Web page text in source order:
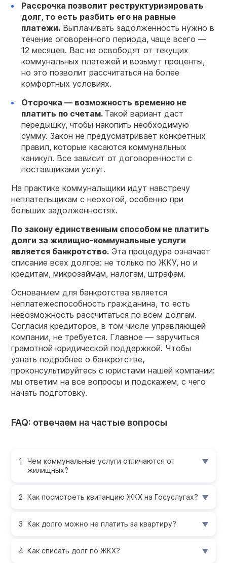
Рассрочка позволит реструктуризировать
долг, то есть разбить его на равные
платежи. Выплачивать задолженность нужно в
течение оговоренного периода, чаще всего —
12 месяцев. Вас не освободят от текущих
коммунальных платежей и возьмут проценты,
но это позволит рассчитаться на более
комфортных условиях.
Отсрочка — возможность временно не
платить по счетам. Такой вариант даст
передышку, чтобы накопить необходимую
сумму. Закон не предусматривает конкретных
правил, которые касаются коммунальных
каникул. Все зависит от договоренности с
поставщиками услуг.
На практике коммунальщики идут навстречу
неплательщикам с неохотой, особенно при
больших задолженностях.
По закону единственным способом не платить
долги за жилищно-коммунальные услуги
является банкротство. Эта процедура означает
списание всех долгов: не только по ЖКУ, но и
кредитам, микрозаймам, налогам, штрафам.
Основанием для банкротства является
неплатежеспособность гражданина, то есть
невозможность рассчитаться по всем долгам.
Согласия кредиторов, в том числе управляющей
компании, не требуется. Главное — заручиться
грамотной юридической поддержкой. Чтобы
узнать подробнее о банкротстве,
проконсультируйтесь с юристами нашей компании:
мы ответим на все вопросы и подскажем, с чего
начать подготовку.
FAQ: отвечаем на частые вопросы
Чем коммунальные услуги отличаются от
жилищных?
Как посмотреть квитанцию ЖКХ на Госуслугах?
Как долго можно не платить за квартиру?
Как списать долг по ЖКХ?